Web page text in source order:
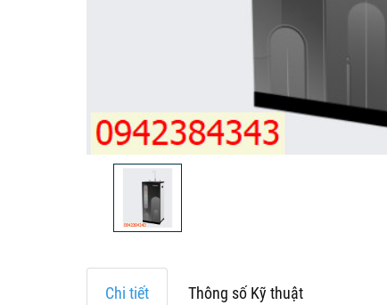
Chi tiết Thông số Kỹ thuật